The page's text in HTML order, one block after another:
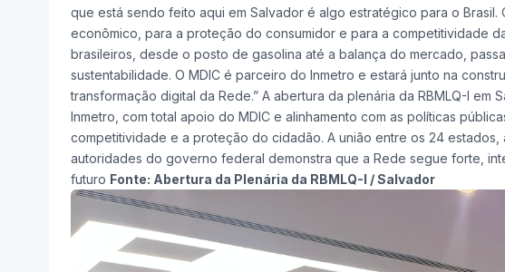
que está sendo feito aqui em Salvador é algo estratégico para o
econômico, para a proteção do consumidor e para a competitividade
brasileiros, desde o posto de gasolina até a balança do mercado,
sustentabilidade. O MDIC é parceiro do Inmetro e estará junto na
transformação digital da Rede.” A abertura da plenária da RBMLQ-I
Inmetro, com total apoio do MDIC e alinhamento com as políticas
competitividade e a proteção do cidadão. A união entre os 24
autoridades do governo federal demonstra que a Rede segue forte,
futuro Fonte: Abertura da Plenária da RBMLQ-I / Salvador